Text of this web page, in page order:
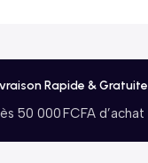
Rapide & Gratuite
50 000 FCFA d’achat